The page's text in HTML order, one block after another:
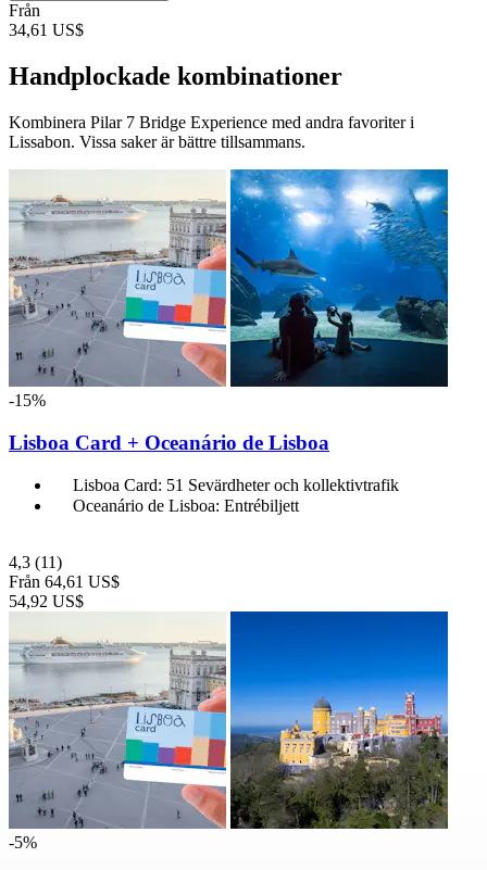
Från
34,61 US$
Handplockade kombinationer
Kombinera Pilar 7 Bridge Experience med andra favoriter i
Lissabon. Vissa saker är bättre tillsammans.
-15%
Lisboa Card + Oceanário de Lisboa
Lisboa Card: 51 Sevärdheter och kollektivtrafik
Oceanário de Lisboa: Entrébiljett
4,3 (11)
Från 64,61 US$
54,92 US$
-5%